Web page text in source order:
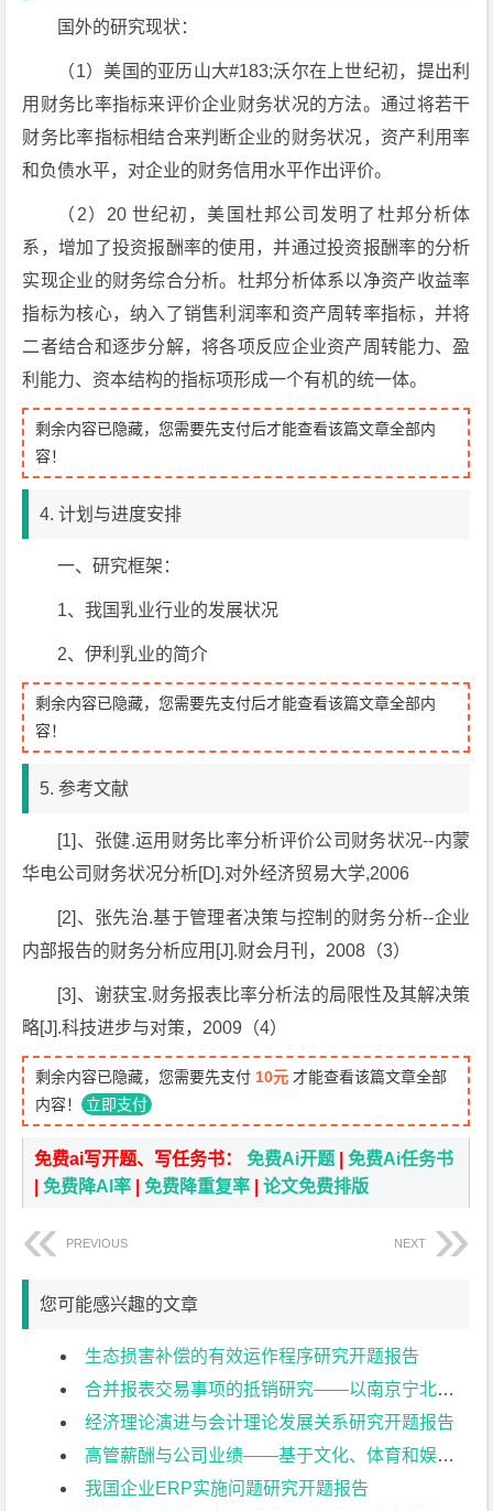
国外的研究现状：
（1）美国的亚历山大#183;沃尔在上世纪初，提出利
用财务比率指标来评价企业财务状况的方法。通过将若干
财务比率指标相结合来判断企业的财务状况，资产利用率
和负债水平，对企业的财务信用水平作出评价。
（2）20 世纪初，美国杜邦公司发明了杜邦分析体
系，增加了投资报酬率的使用，并通过投资报酬率的分析
实现企业的财务综合分析。杜邦分析体系以净资产收益率
指标为核心，纳入了销售利润率和资产周转率指标，并将
二者结合和逐步分解，将各项反应企业资产周转能力、盈
利能力、资本结构的指标项形成一个有机的统一体。
剩余内容已隐藏，您需要先支付后才能查看该篇文章全部内
容！
4. 计划与进度安排
一、研究框架：
1、我国乳业行业的发展状况
2、伊利乳业的简介
剩余内容已隐藏，您需要先支付后才能查看该篇文章全部内
容！
5. 参考文献
[1]、张健.运用财务比率分析评价公司财务状况--内蒙
华电公司财务状况分析[D].对外经济贸易大学,2006
[2]、张先治.基于管理者决策与控制的财务分析--企业
内部报告的财务分析应用[J].财会月刊，2008（3）
[3]、谢获宝.财务报表比率分析法的局限性及其解决策
略[J].科技进步与对策，2009（4）
剩余内容已隐藏，您需要先支付 10元 才能查看该篇文章全部
内容！ 立即支付
免费ai写开题、写任务书：免费Ai开题 |免费Ai任务书
|免费降AI率 |免费降重复率 |论文免费排版
PREVIOUS NEXT
您可能感兴趣的文章
生态损害补偿的有效运作程序研究开题报告
合并报表交易事项的抵销研究——以南京宁北轨道交通有限公司为例开题报告
经济理论演进与会计理论发展关系研究开题报告
高管薪酬与公司业绩——基于文化、体育和娱乐业上市公司的实证研究开题报告
我国企业ERP实施问题研究开题报告